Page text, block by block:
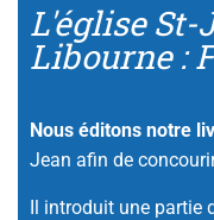
L'église St-
Libourne :
Nous éditons notre
Jean afin de
Il introduit une partie